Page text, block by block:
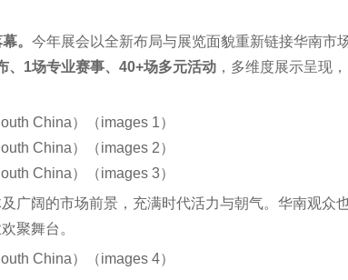
。 今年展会以全新布局与展览面貌重新链接华南市
、1场专业赛事、40+场多元活动，多维度展示呈现
广阔的市场前景，充满时代活力与朝气。华南观
聚舞台。